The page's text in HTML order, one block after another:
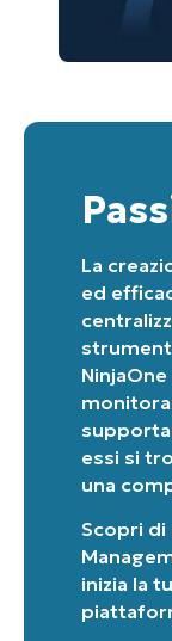
La
ed
essi si
una
Scopri di
inizia la